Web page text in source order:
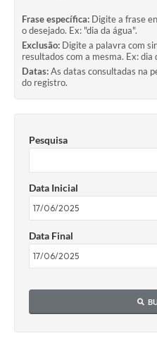
Frase específica: Digite a frase
o desejado. Ex: "dia da água".
Exclusão: Digite a palavra com
resultados com a mesma. Ex: dia
Datas:As datas consultadas na
do registro.
Pesquisa
Data Inicial
Data Final